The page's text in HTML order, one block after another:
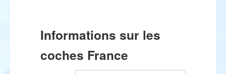
Informations sur les
coches France